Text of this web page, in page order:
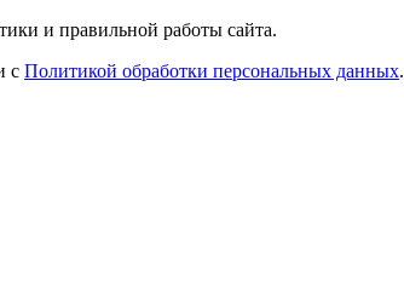
и правильной работы сайта.
с Политикой обработки персональных данных.